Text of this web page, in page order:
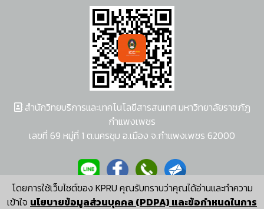
โดยการใช้เว็บไซต์ของ KPRU คุณรับทราบว่าคุณได้อ่านและทำความ
เข้าใจ นโยบายข้อมูลส่วนบุคคล (PDPA) และข้อกำหนดในการ
สำนักวิทยบริการและเทคโนโลยีสารสนเทศ มหาวิทยาลัยราชภัฏ
กำแพงเพชร
เลขที่ 69 หมู่ที่ 1 ต.นครชุม อ.เมือง จ.กำแพงเพชร 62000
ผู้พัฒนาระบบ อนุชา พวงผกา